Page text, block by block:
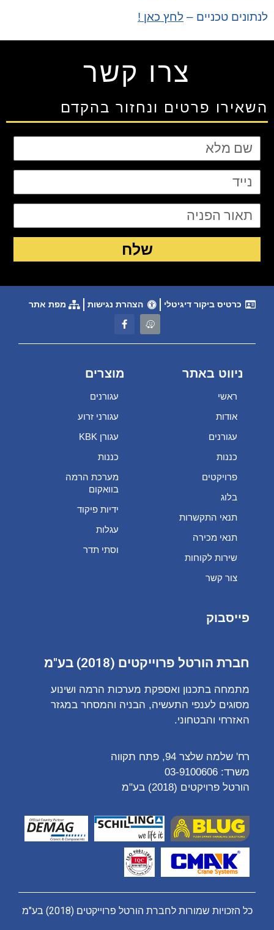
לנתונים טכניים – לחץ כאן !
צרו קשר
השאירו פרטים ונחזור בהקדם
שלח
כרטיס ביקור דיגיטלי הצהרת נגישות מפת אתר
ניווט באתר
ראשי
אודות
עגורנים
כננות
פרויקטים
בלוג
תנאי התקשרות
תנאי מכירה
שירות לקוחות
צור קשר
מוצרים
עגורנים
עגורני זרוע
עגורן KBK
כננות
מערכת הרמה
בוואקום
ידיות פיקוד
עגלות
וסתי תדר
פייסבוק
חברת הורטל פרוייקטים (2018) בע"מ
מתמחה בתכנון ואספקת מערכות הרמה ושינוע
מסוגים לענפי התעשיה, הבניה והמסחר במגזר
האזרחי והבטחוני.
רח' שלמה שלצר 94, פתח תקווה
משרד: 03-9100606
הורטל פרויקטים (2018) בע"מ
כל הזכויות שמורות לחברת הורטל פרוייקטים (2018) בע"מ